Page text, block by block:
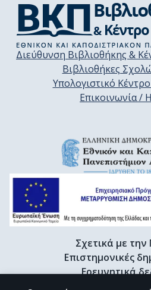
Διεύθυνση Βιβλιοθήκης &
Βιβλιοθήκες
Υπολογιστικό
Επικοινωνία /
Σχετικά με
Επιστημονικές
Ερευνητικά
Διδακτορικές διατριβές &